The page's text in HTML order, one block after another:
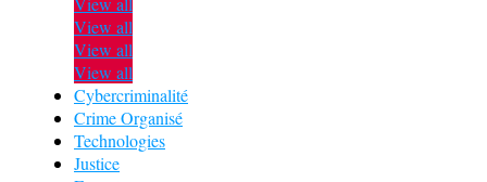
View all
View all
View all
Cybercriminalité
Crime Organisé
Technologies
Justice